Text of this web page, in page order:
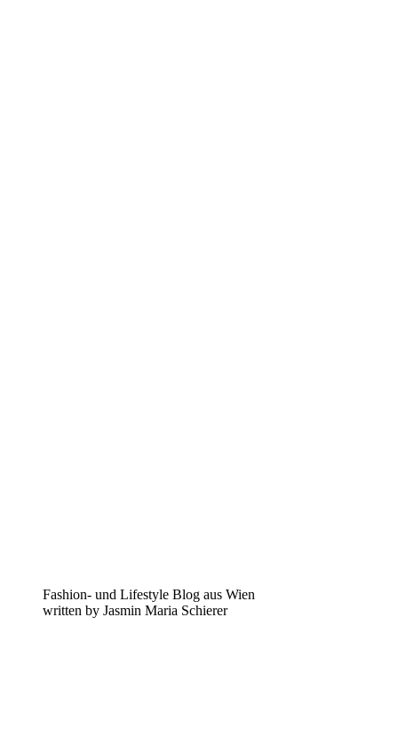
Fashion- und Lifestyle Blog aus Wien
written by Jasmin Maria Schierer